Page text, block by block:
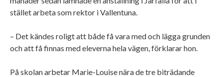
stället arbeta som rektor i Vallentuna.
– Det kändes roligt att både få vara med och lägga grunden
och att få finnas med eleverna hela vägen, förklarar hon.
På skolan arbetar Marie-Louise nära de tre biträdande